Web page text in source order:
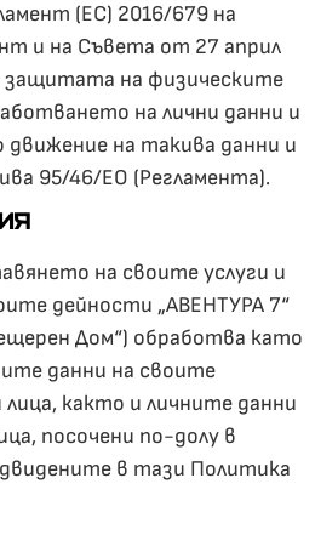
(ЕС) 2016/679 на
и на Съвета от 27 април
защитата на физическите
на лични данни и
на такива данни и
95/46/EО (Регламента).
на своите услуги и
дейности „АВЕНТУРА 7“
Дом“) обработва като
данни на своите
както и личните данни
посочени по-долу в
в тази Политика